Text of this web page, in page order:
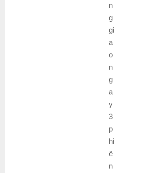
n
g
gi
a
o
n
g
a
y
3
p
hi
ê
n